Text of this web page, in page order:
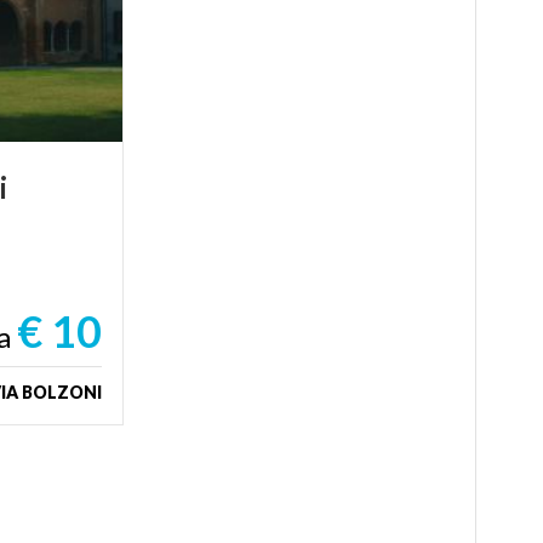
€ 10
BOLZONI